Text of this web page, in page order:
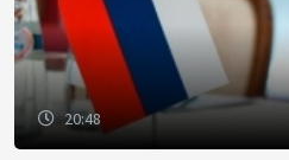
20:48